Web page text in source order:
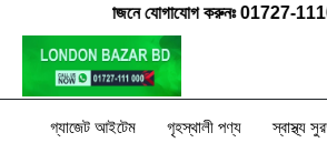
প্রয়োজনে যোগাযোগ করুনঃ 01727-111000
গ্যাজেট আইটেম গৃহস্থালী পণ্য স্বাস্থ্য